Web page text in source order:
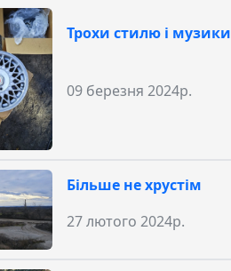
Трохи стилю і музики
09 березня 2024р.
Більше не хрустім
27 лютого 2024р.